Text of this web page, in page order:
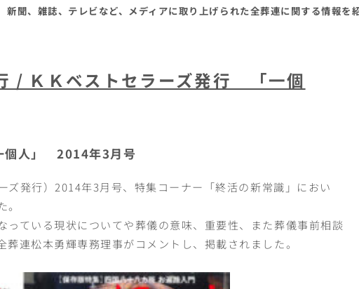
新聞、雑誌、テレビなど、 メディアに取り上げられた全葬連に関する情報を
/ ＫＫベストセラーズ発行 「一個
個人」 2014年3月号
ズ発行）2014年3月号、特集コーナー「終活の新常識」におい
っている現状についてや葬儀の意味、重要性、また葬儀事前相談
連松本勇輝専務理事がコメントし、掲載されました。